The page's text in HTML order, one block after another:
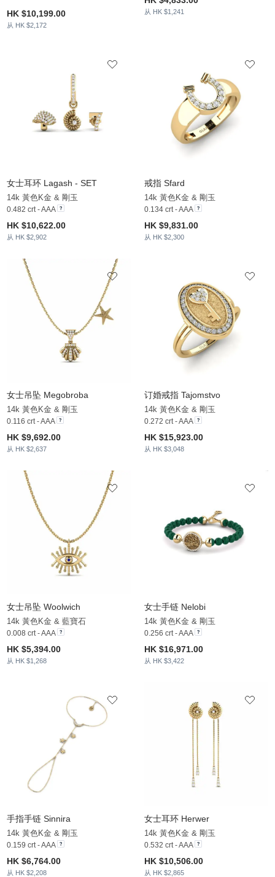
HK $10,199.00
从 HK $2,172
从 HK $1,241
女士耳环 Lagash - SET
14k 黃色K金 & 剛玉
0.482 crt - AAA
HK $10,622.00
从 HK $2,902
戒指 Sfard
14k 黃色K金 & 剛玉
0.134 crt - AAA
HK $9,831.00
从 HK $2,300
女士吊坠 Megobroba
14k 黃色K金 & 剛玉
0.116 crt - AAA
HK $9,692.00
从 HK $2,637
订婚戒指 Tajomstvo
14k 黃色K金 & 剛玉
0.272 crt - AAA
HK $15,923.00
从 HK $3,048
女士吊坠 Woolwich
14k 黃色K金 & 藍寶石
0.008 crt - AAA
HK $5,394.00
从 HK $1,268
女士手链 Nelobi
14k 黃色K金 & 剛玉
0.256 crt - AAA
HK $16,971.00
从 HK $3,422
手指手链 Sinnira
14k 黃色K金 & 剛玉
0.159 crt - AAA
HK $6,764.00
从 HK $2,208
女士耳环 Herwer
14k 黃色K金 & 剛玉
0.532 crt - AAA
HK $10,506.00
从 HK $2,865